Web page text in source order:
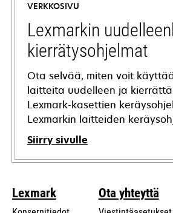
new
tab
VERKKOSIVU
Lexmarkin
kierrätysohjelmat
Ota selvää, miten voit
laitteita uudelleen ja
Lexmark-kasettien
Lexmarkin laitteiden
Siirry sivulle
Lexmark Ota yhteyttä